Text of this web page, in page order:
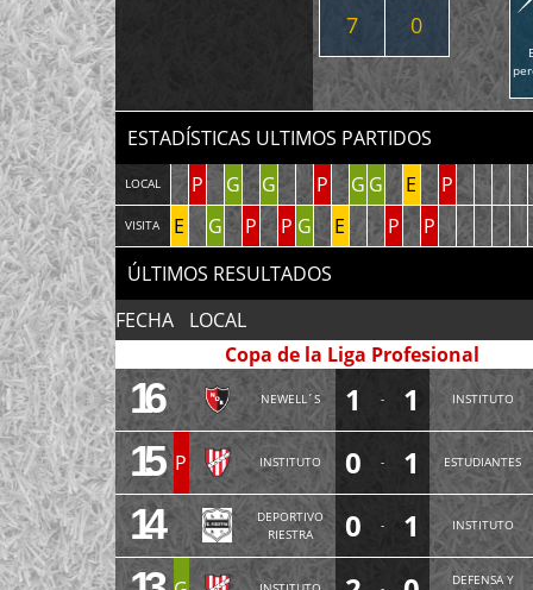
7 0
ESTADÍSTICAS ULTIMOS PARTIDOS
LOCAL P G G P G G E P
VISITA E G P P G E P
P
ÚLTIMOS RESULTADOS
FECHA
LOCAL
Copa de la Liga Profesional
16 NEWELL´S 1 - 1 INSTITUTO
15 P INSTITUTO 0 - 1 ESTUDIANTES
14
DEPORTIVO
RIESTRA
0 - 1 INSTITUTO
DEFENSA Y